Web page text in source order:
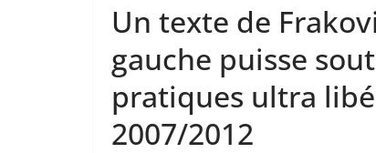
Un texte de
gauche puisse
pratiques ultra
2007/2012